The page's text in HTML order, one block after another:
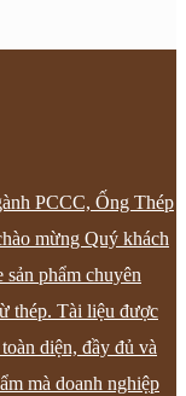
PCCC, Ống Thép
mừng Quý khách
phẩm chuyên
thép. Tài liệu được
diện, đầy đủ và
mà doanh nghiệp